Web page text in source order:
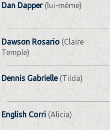
Dan Dapper(lui-même)
Dawson Rosario(Claire
Temple)
Dennis Gabrielle(Tilda)
English Corri(Alicia)